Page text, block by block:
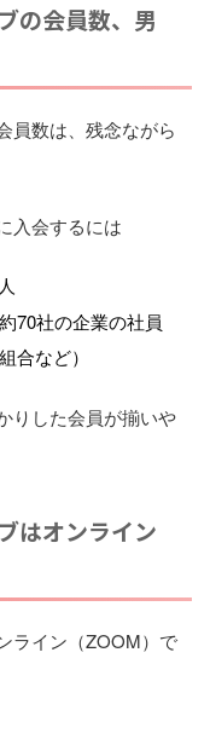
の会員数、男
員数は、残念ながら
入会するには
70社の企業の社員
合など）
りした会員が揃いや
はオンライン
ライン（ZOOM）で